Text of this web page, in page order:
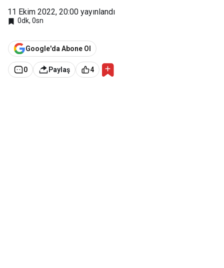
11 Ekim 2022, 20:00 yayınlandı
0dk, 0sn
Google'da Abone Ol
0 Paylaş 4